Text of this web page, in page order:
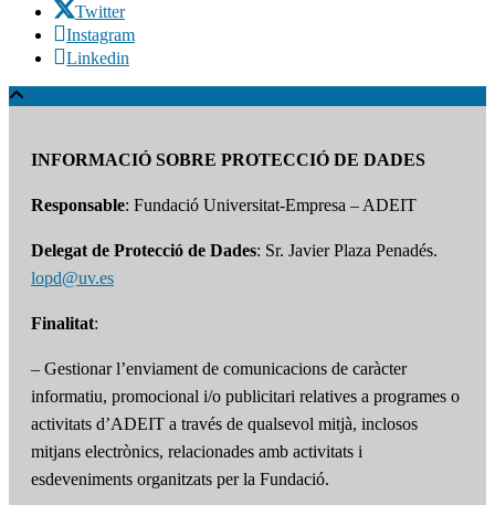
Twitter
Instagram
Linkedin
INFORMACIÓ SOBRE PROTECCIÓ DE DADES
Responsable: Fundació Universitat-Empresa – ADEIT
Delegat de Protecció de Dades: Sr. Javier Plaza Penadés.
lopd@uv.es
Finalitat:
– Gestionar l’enviament de comunicacions de caràcter
informatiu, promocional i/o publicitari relatives a programes o
activitats d’ADEIT a través de qualsevol mitjà, inclosos
mitjans electrònics, relacionades amb activitats i
esdeveniments organitzats per la Fundació.